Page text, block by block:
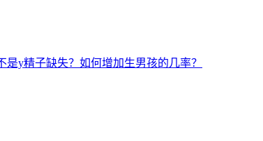
是y精子缺失？如何增加生男孩的几率？